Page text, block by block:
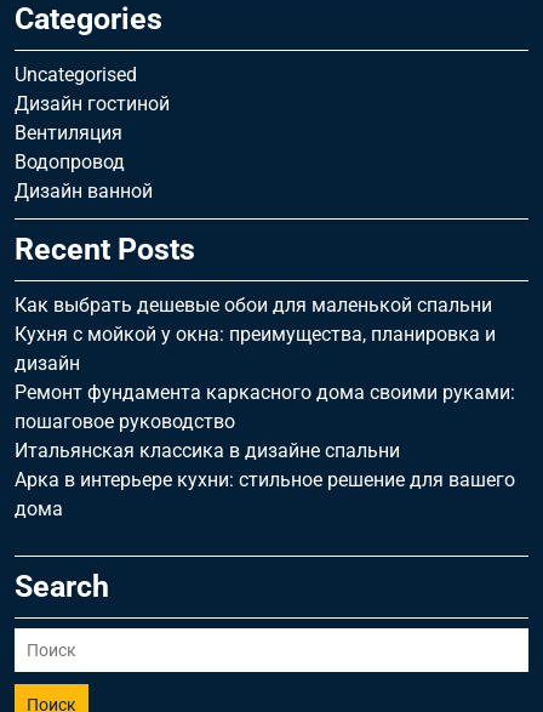
Categories
Uncategorised
Дизайн гостиной
Вентиляция
Водопровод
Дизайн ванной
Recent Posts
Как выбрать дешевые обои для маленькой спальни
Кухня с мойкой у окна: преимущества, планировка и
дизайн
Ремонт фундамента каркасного дома своими руками:
пошаговое руководство
Итальянская классика в дизайне спальни
Арка в интерьере кухни: стильное решение для вашего
дома
Search
Поиск